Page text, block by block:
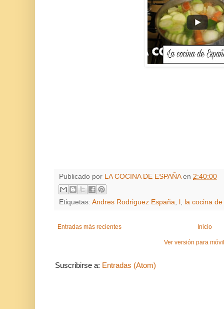
Publicado por LA COCINA DE ESPAÑA en 2:40:00
Etiquetas: Andres Rodriguez España, , la cocina
Entradas más recientes Inicio
Ver versión para
Suscribirse a: Entradas (Atom)